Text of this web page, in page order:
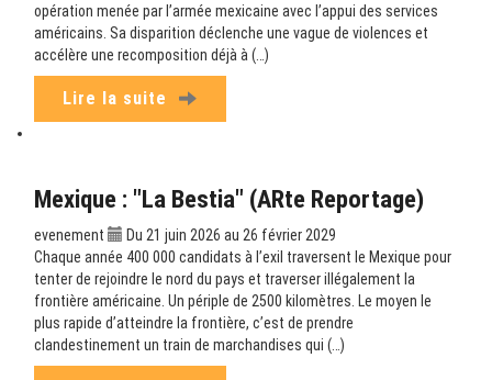
opération menée par l’armée mexicaine avec l’appui des services
américains. Sa disparition déclenche une vague de violences et
accélère une recomposition déjà à (…)
Lire la suite
Mexique : "La Bestia" (ARte Reportage)
evenement
Du 21 juin 2026 au 26 février 2029
Chaque année 400 000 candidats à l’exil traversent le Mexique pour
tenter de rejoindre le nord du pays et traverser illégalement la
frontière américaine. Un périple de 2500 kilomètres. Le moyen le
plus rapide d’atteindre la frontière, c’est de prendre
clandestinement un train de marchandises qui (…)